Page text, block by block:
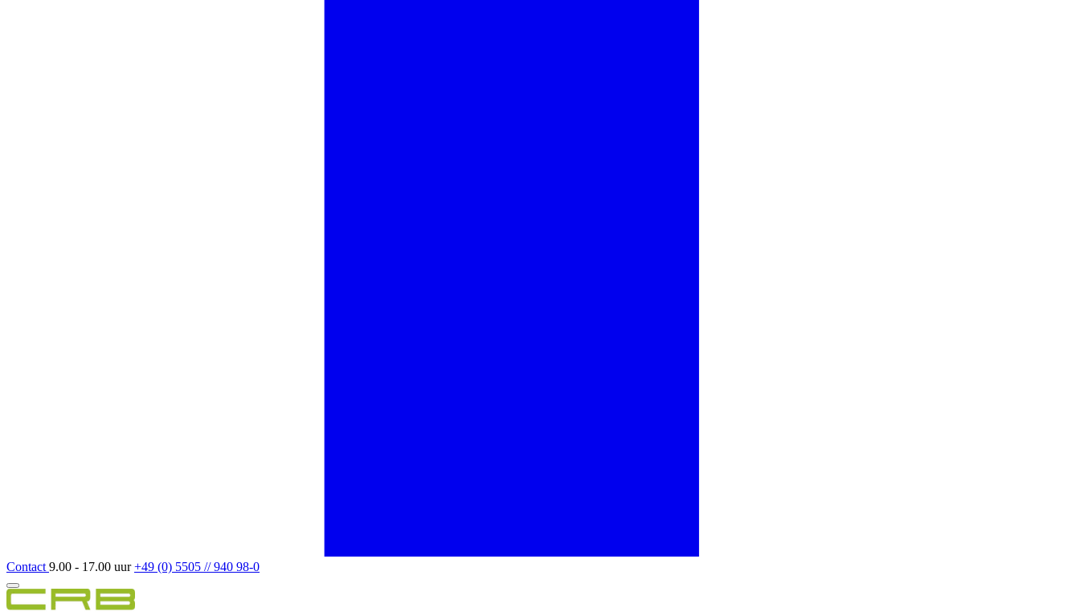
Contact 9.00 - 17.00 uur+49 (0) 5505 // 940 98-0